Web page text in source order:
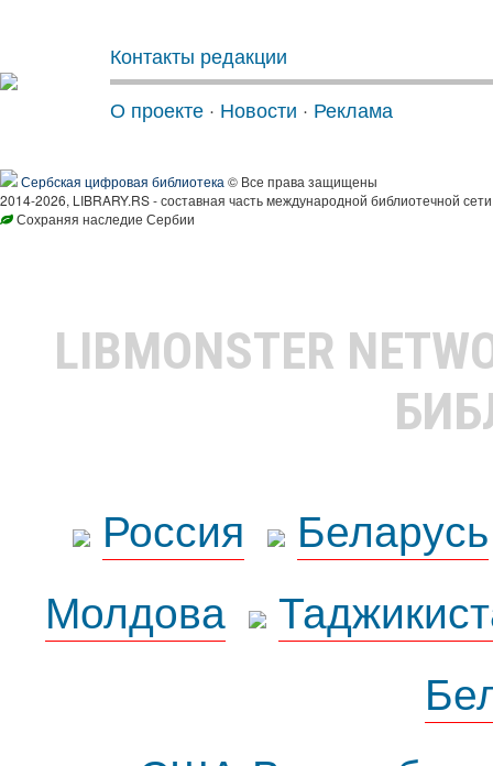
Контакты редакции
О проекте · Новости · Реклама
Сербская цифровая библиотека © Все права защищены
2014-2026, LIBRARY.RS - составная часть международной библиотечной
Сохраняя наследие Сербии
LIBMONSTER
Россия
Беларусь
Молдова